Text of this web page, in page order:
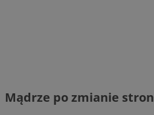
Mądrze po zmianie stron